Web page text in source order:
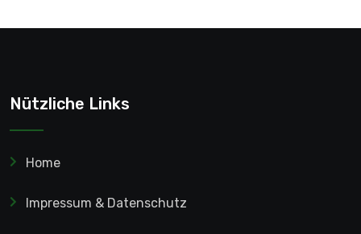
Nützliche Links
Home
Impressum & Datenschutz